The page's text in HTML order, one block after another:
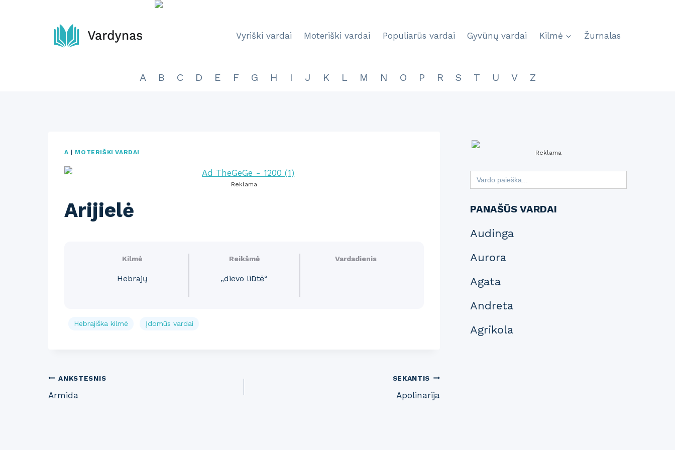
Vyriški vardai Moteriški vardai Populiarūs vardai Gyvūnų vardai Kilmė Žurnalas
A B C D E F G H I J K L M N O P R S T U V Z
A MOTERIŠKI VARDAI
Reklama
Arijielė
Kilmė
Hebrajų
Reikšmė
„dievo liūtė“
Vardadienis
Hebrajiška kilmė Įdomūs vardai
Post
navigation
ANKSTESNIS
Armida
SEKANTIS
Apolinarija
Reklama
Search
for:
PANAŠŪS VARDAI
Audinga
Aurora
Agata
Andreta
Agrikola